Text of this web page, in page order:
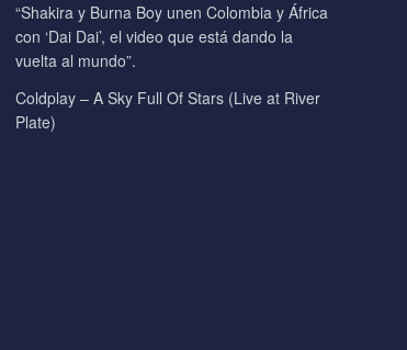
“Shakira y Burna Boy unen Colombia y África
con ‘Dai Dai’, el video que está dando la
vuelta al mundo”.
Coldplay – A Sky Full Of Stars (Live at River
Plate)